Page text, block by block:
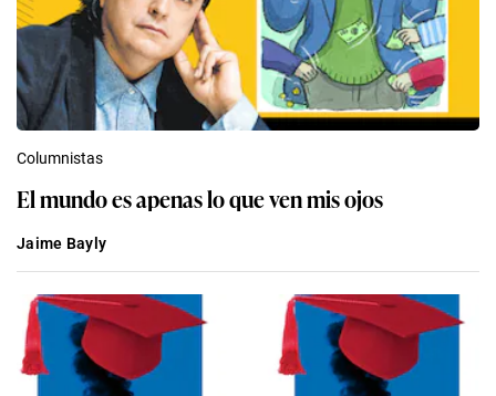
Columnistas
El mundo es apenas lo que ven mis ojos
Jaime Bayly